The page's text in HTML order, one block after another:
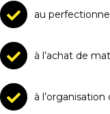
au
à l’achat de
à